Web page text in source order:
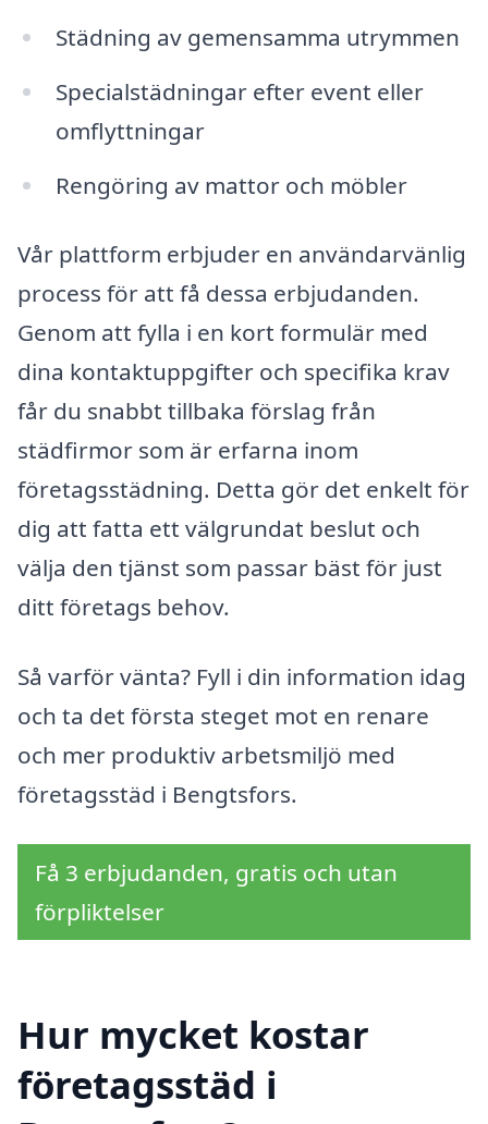
Städning av gemensamma utrymmen
Specialstädningar efter event eller
omflyttningar
Rengöring av mattor och möbler
Vår plattform erbjuder en användarvänlig
process för att få dessa erbjudanden.
Genom att fylla i en kort formulär med
dina kontaktuppgifter och specifika krav
får du snabbt tillbaka förslag från
städfirmor som är erfarna inom
företagsstädning. Detta gör det enkelt för
dig att fatta ett välgrundat beslut och
välja den tjänst som passar bäst för just
ditt företags behov.
Så varför vänta? Fyll i din information idag
och ta det första steget mot en renare
och mer produktiv arbetsmiljö med
företagsstäd i Bengtsfors.
Få 3 erbjudanden, gratis och utan
förpliktelser
Hur mycket kostar
företagsstäd i